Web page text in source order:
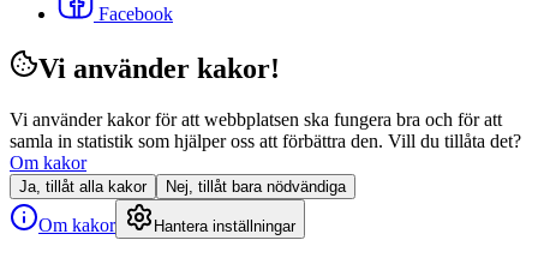
Facebook
Vi använder kakor!
Vi använder kakor för att webbplatsen ska fungera bra och för att
samla in statistik som hjälper oss att förbättra den. Vill du tillåta det?
Om kakor
Ja, tillåt alla kakor Nej, tillåt bara nödvändiga
Om kakor Hantera inställningar